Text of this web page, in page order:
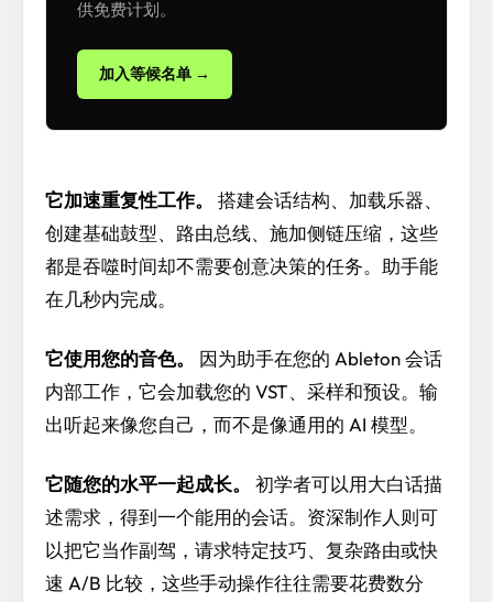
供免费计划。
加入等候名单 →
它加速重复性工作。
搭建会话结构、加载乐器、
创建基础鼓型、路由总线、施加侧链压缩，这些
都是吞噬时间却不需要创意决策的任务。助手能
在几秒内完成。
它使用您的音色。
因为助手在您的 Ableton 会话
内部工作，它会加载您的 VST、采样和预设。输
出听起来像您自己，而不是像通用的 AI 模型。
它随您的水平一起成长。
初学者可以用大白话描
述需求，得到一个能用的会话。资深制作人则可
以把它当作副驾，请求特定技巧、复杂路由或快
速 A/B 比较，这些手动操作往往需要花费数分